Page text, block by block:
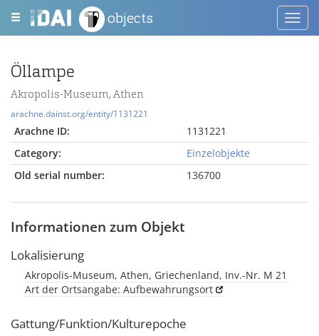
objects
Öllampe
Akropolis-Museum, Athen
arachne.dainst.org/entity/1131221
Arachne ID:
1131221
Category:
Einzelobjekte
Old serial number:
136700
Informationen zum Objekt
Lokalisierung
Akropolis-Museum, Athen, Griechenland, Inv.-Nr. M 21
Art der Ortsangabe: Aufbewahrungsort
Gattung/Funktion/Kulturepoche